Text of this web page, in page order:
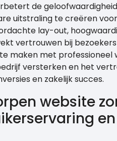
de
uitstraling te creëren
lay-out,
vertrouwen bij
maken met professioneel
versterken en het
en zakelijk succes.
website